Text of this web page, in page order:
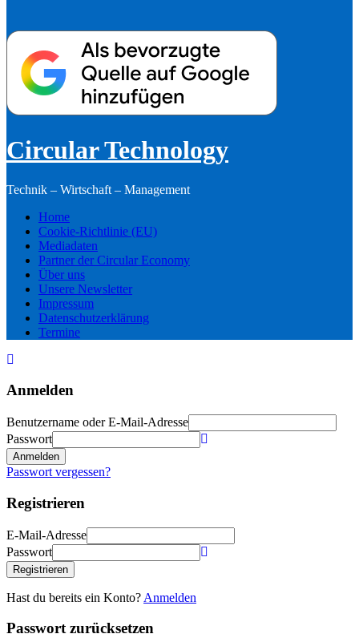
Circular Technology
Technik – Wirtschaft – Management
Home
Cookie-Richtlinie (EU)
Mediadaten
Partner der Circular Economy
Über uns
Unsere Newsletter
Impressum
Datenschutzerklärung
Termine
Anmelden
Benutzername oder E-Mail-Adresse
Passwort
Anmelden
Passwort vergessen?
Registrieren
E-Mail-Adresse
Passwort
Registrieren
Hast du bereits ein Konto? Anmelden
Passwort zurücksetzen